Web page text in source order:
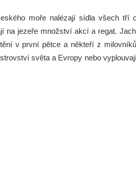
moře nalézají sídla všech tří
na jezeře množství akcí a regat.
v první pětce a někteří z
světa a Evropy nebo